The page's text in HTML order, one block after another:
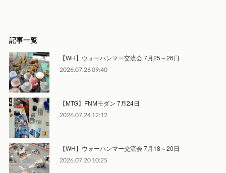
記事一覧
【WH】ウォーハンマー交流会 7月25～26日
2026.07.26 09:40
【MTG】FNMモダン 7月24日
2026.07.24 12:12
【WH】ウォーハンマー交流会 7月18～20日
2026.07.20 10:25